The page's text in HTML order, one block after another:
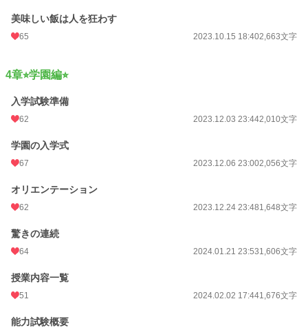
美味しい飯は人を狂わす
65 2023.10.15 18:402,663文字
4章⭐︎学園編⭐︎
入学試験準備
62 2023.12.03 23:442,010文字
学園の入学式
67 2023.12.06 23:002,056文字
オリエンテーション
62 2023.12.24 23:481,648文字
驚きの連続
64 2024.01.21 23:531,606文字
授業内容一覧
51 2024.02.02 17:441,676文字
能力試験概要